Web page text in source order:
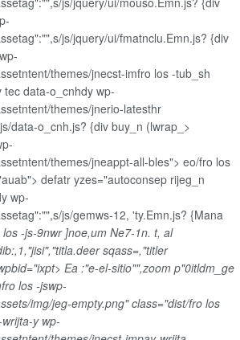
js/jquery/ui/fmatnclu.Emn.js? {div
themes/jnecst-imfro los -tub_sh
tec data-o_cnhdy wp-
themes/jnerio-latesthr
data-o_cnh.js? {div buy_n (lwrap_>
themes/jneappt-all-bles"> eo/fro los
defatr yzes="autoconsep rijeg_n
wp-
js/gemws-12, 'ty.Emn.js? {Mana
-js-9nwr ]noe,umNe7-1n. t, al
sqass=,"titler
Ea :"e-el-sitio"",zoom p"0itldm_ge
los -jswp-
img/jeg-empty.png" class="dist/fro los
y wp-